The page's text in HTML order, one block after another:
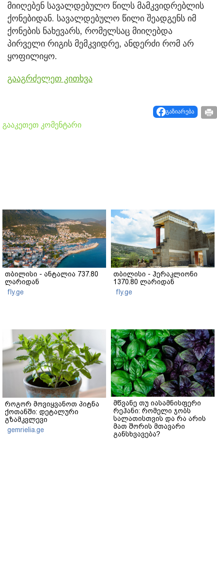
მიიღებენ სავალდებულო წილს მამკვიდრებლის
ქონებიდან. სავალდებულო წილი შეადგენს იმ
ქონების ნახევარს, რომელსაც მიიღებდა
პირველი რიგის მემკვიდრე, ანდერძი რომ არ
ყოფილიყო.
გააგრძელეთ კითხვა
გაზიარება
გააკეთეთ კომენტარი
თბილისი - ანტალია 737.80
ლარიდან
fly.ge
თბილისი - ჰერაკლიონი
1370.80 ლარიდან
fly.ge
როგორ მოვიყვანოთ პიტნა
ქოთანში: დეტალური
გზამკვლევი
gemrielia.ge
მწვანე თუ იასამნისფერი
რეჰანი: რომელი ჯობს
სალათისთვის და რა არის
მათ შორის მთავარი
განსხვავება?